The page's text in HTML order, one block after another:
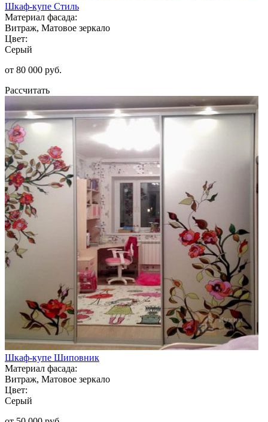
Шкаф-купе Стиль
Материал фасада:
Витраж, Матовое зеркало
Цвет:
Серый
от 80 000 руб.
Рассчитать
Шкаф-купе Шиповник
Материал фасада:
Витраж, Матовое зеркало
Цвет:
Серый